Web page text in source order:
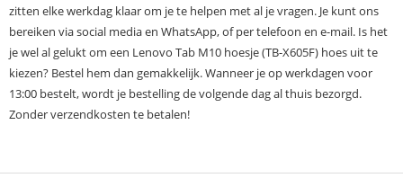
zitten elke werkdag klaar om je te helpen met al je vragen. Je kunt ons
bereiken via social media en WhatsApp, of per telefoon en e-mail. Is het
je wel al gelukt om een Lenovo Tab M10 hoesje (TB-X605F) hoes uit te
kiezen? Bestel hem dan gemakkelijk. Wanneer je op werkdagen voor
13:00 bestelt, wordt je bestelling de volgende dag al thuis bezorgd.
Zonder verzendkosten te betalen!